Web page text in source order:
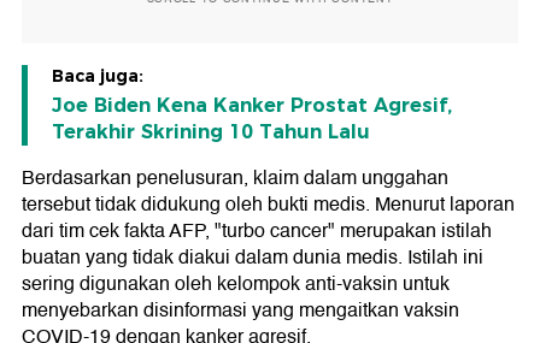
Baca juga:
Joe Biden Kena Kanker Prostat Agresif,
Terakhir Skrining 10 Tahun Lalu
Berdasarkan penelusuran, klaim dalam unggahan
tersebut tidak didukung oleh bukti medis. Menurut laporan
dari tim cek fakta AFP, "turbo cancer" merupakan istilah
buatan yang tidak diakui dalam dunia medis. Istilah ini
sering digunakan oleh kelompok anti-vaksin untuk
menyebarkan disinformasi yang mengaitkan vaksin